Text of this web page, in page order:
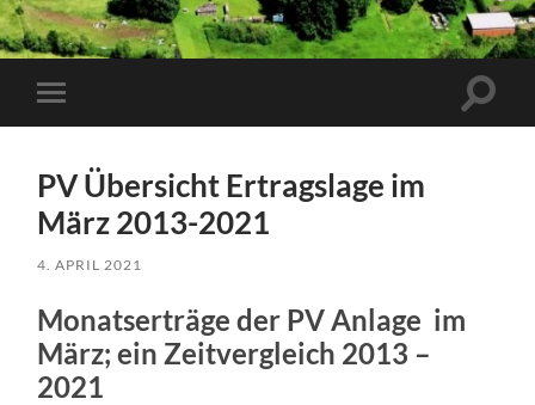
Kuhnhöfen
Mobile-
Menü
PV Übersicht Ertragslage im
März 2013-2021
4. APRIL 2021
Monatserträge der PV Anlage im
März; ein Zeitvergleich 2013 –
2021